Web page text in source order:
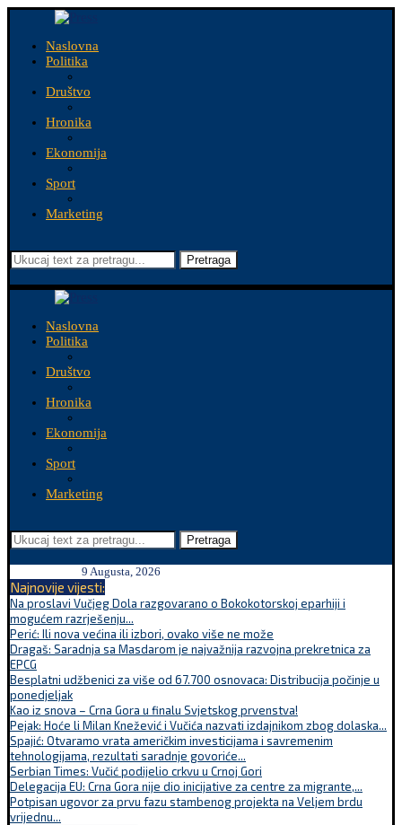
Naslovna
Politika
Društvo
Hronika
Ekonomija
Sport
Marketing
Pretraga
Naslovna
Politika
Društvo
Hronika
Ekonomija
Sport
Marketing
Pretraga
9 Augusta, 2026
Najnovije vijesti:
Na proslavi Vučjeg Dola razgovarano o Bokokotorskoj eparhiji i
mogućem razrješenju...
Perić: Ili nova većina ili izbori, ovako više ne može
Dragaš: Saradnja sa Masdarom je najvažnija razvojna prekretnica za
EPCG
Besplatni udžbenici za više od 67.700 osnovaca: Distribucija počinje u
ponedjeljak
Kao iz snova – Crna Gora u finalu Svjetskog prvenstva!
Pejak: Hoće li Milan Knežević i Vučića nazvati izdajnikom zbog dolaska...
Spajić: Otvaramo vrata američkim investicijama i savremenim
tehnologijama, rezultati saradnje govoriće...
Serbian Times: Vučić podijelio crkvu u Crnoj Gori
Delegacija EU: Crna Gora nije dio inicijative za centre za migrante,...
Potpisan ugovor za prvu fazu stambenog projekta na Veljem brdu
vrijednu...